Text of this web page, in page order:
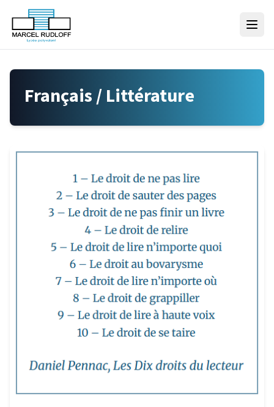
Skip to content
Français / Littérature